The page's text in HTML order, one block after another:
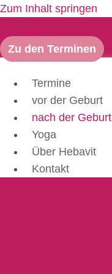
Zum Inhalt springen
Zu den Terminen
Termine
vor der Geburt
nach der Geburt
Yoga
Über Hebavit
Kontakt